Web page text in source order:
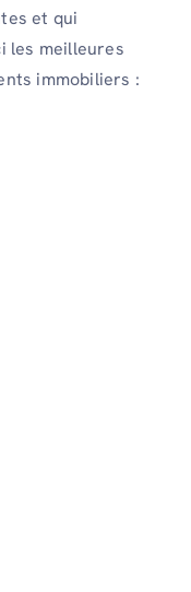
et qui
les meilleures
immobiliers :